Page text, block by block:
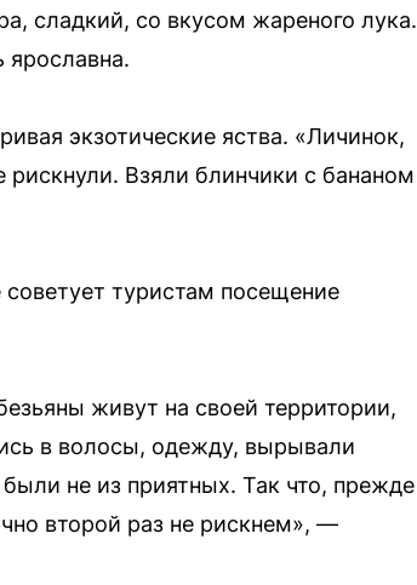
сладкий, со вкусом жареного лука.
экзотические яства. «Личинок,
Взяли блинчики с бананом
туристам посещение
живут на своей территории,
в волосы, одежду, вырывали
не из приятных. Так что, прежде
второй раз не рискнем», —